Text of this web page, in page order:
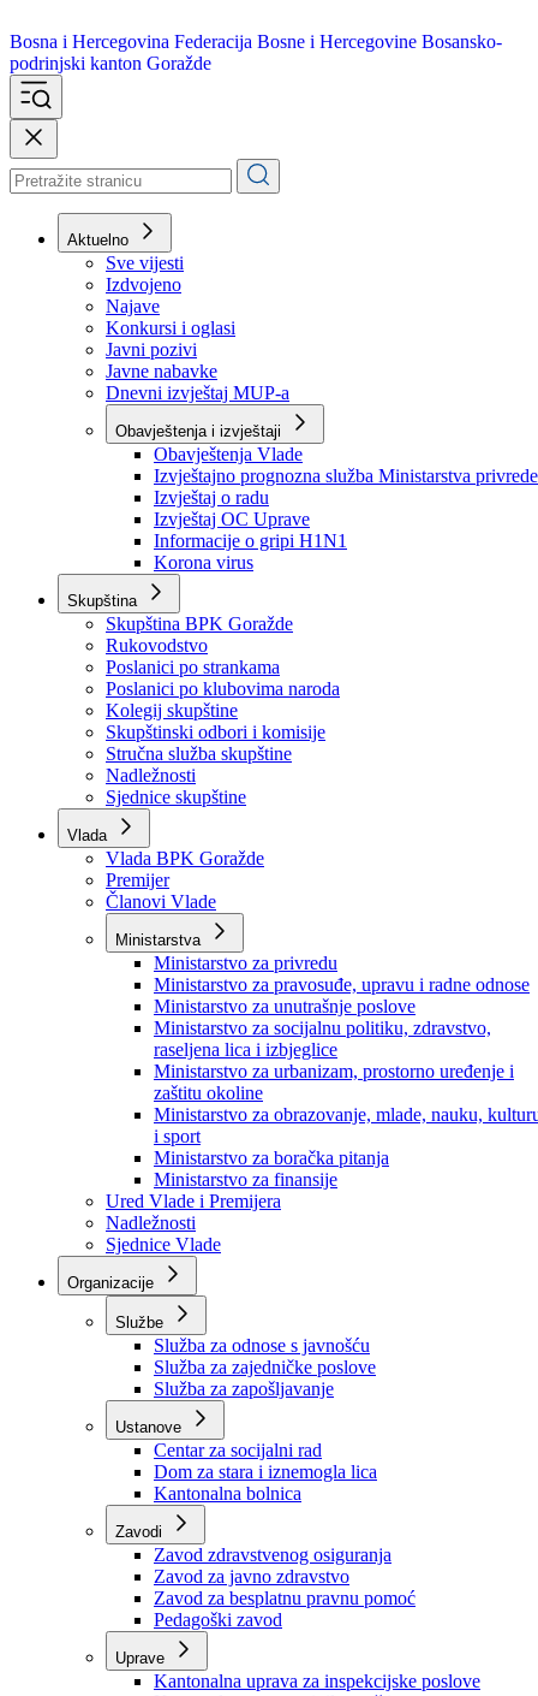
Bosna i Hercegovina
podrinjski kanton Goražde
Aktuelno
Sve vijesti
Izdvojeno
Najave
Konkursi i oglasi
Javni pozivi
Javne nabavke
Dnevni izvještaj MUP-a
Obavještenja i izvještaji
Obavještenja Vlade
Izvještajno prognozna služba Ministarstva privrede
Izvještaj o radu
Izvještaj OC Uprave
Informacije o gripi H1N1
Korona virus
Skupština
Skupština BPK Goražde
Rukovodstvo
Poslanici po strankama
Poslanici po klubovima naroda
Kolegij skupštine
Skupštinski odbori i komisije
Stručna služba skupštine
Nadležnosti
Sjednice skupštine
Vlada
Vlada BPK Goražde
Premijer
Članovi Vlade
Ministarstva
Ministarstvo za privredu
Ministarstvo za pravosuđe, upravu i radne odnose
Ministarstvo za unutrašnje poslove
Ministarstvo za socijalnu politiku, zdravstvo,
raseljena lica i izbjeglice
Ministarstvo za urbanizam, prostorno uređenje i
zaštitu okoline
Ministarstvo za obrazovanje, mlade, nauku,
i sport
Ministarstvo za boračka pitanja
Ministarstvo za finansije
Ured Vlade i Premijera
Nadležnosti
Sjednice Vlade
Organizacije
Službe
Služba za odnose s javnošću
Služba za zajedničke poslove
Služba za zapošljavanje
Ustanove
Centar za socijalni rad
Dom za stara i iznemogla lica
Kantonalna bolnica
Zavodi
Zavod zdravstvenog osiguranja
Zavod za javno zdravstvo
Zavod za besplatnu pravnu pomoć
Pedagoški zavod